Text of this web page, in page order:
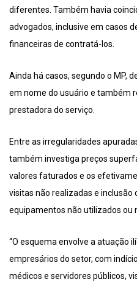
diferentes. Também havia
advogados, inclusive em casos
financeiras de contratá-los.
Ainda há casos, segundo o MP,
em nome do usuário e também
prestadora do serviço.
Entre as irregularidades
também investiga preços
valores faturados e os
visitas não realizadas e
equipamentos não utilizados ou
“O esquema envolve a atuação
empresários do setor, com
médicos e servidores públicos,